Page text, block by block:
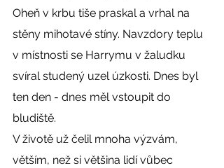
Oheň v krbu tiše praskal a vrhal na
stěny mihotavé stíny. Navzdory teplu
v místnosti se Harrymu v žaludku
svíral studený uzel úzkosti. Dnes byl
ten den - dnes měl vstoupit do
bludiště.
V životě už čelil mnoha výzvám,
větším, než si většina lidí vůbec